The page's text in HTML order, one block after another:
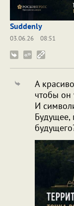
Suddenly
03.06.26
08:51
А
чтобы он
И
Будущее,